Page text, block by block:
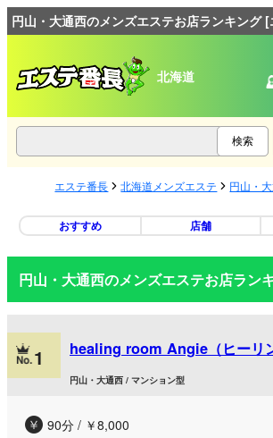
円山・大通西のメンズエステお店ランキング
北海道
エステ番長 北海道メンズエステ 円山・
おすすめ 店舗
円山・大通西のメンズエステお店ラン
1
healing room Angie（ヒーリ
円山・大通西 / マンション型
90分 / ￥8,000